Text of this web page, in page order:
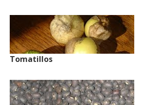
Tomatillos